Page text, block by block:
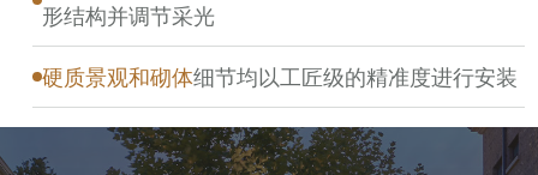
形结构并调节采光
硬质景观和砌体细节均以工匠级的精准度进行安装